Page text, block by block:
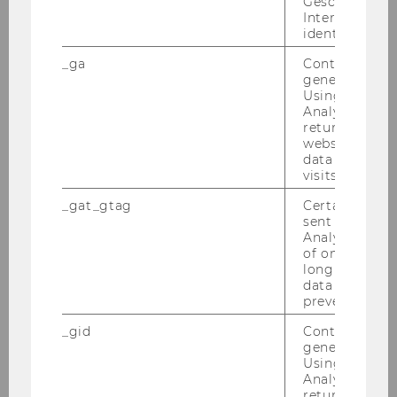
Be­stand­tei­le dei­ner Busi­ness Case Challenge-​
Ana­ly­sie­re deren Mehr­wert und Re­le­
vanz für die Erste Group
De­fi­nie­re und ana­ly­sie­re den Ziel­markt
Schät­ze die an­fäng­li­chen In­ves­ti­tio­nen
Interessen zu
identifizieren.
_ga
Contains a
generated
Using this
Analytics can
returning
website and
data from
visits.
_gat_gtag
Certain data
sent to
Analytics a
of once per
long as it is
data
prevented.
_gid
Contains a
generated
Using this
Analytics can